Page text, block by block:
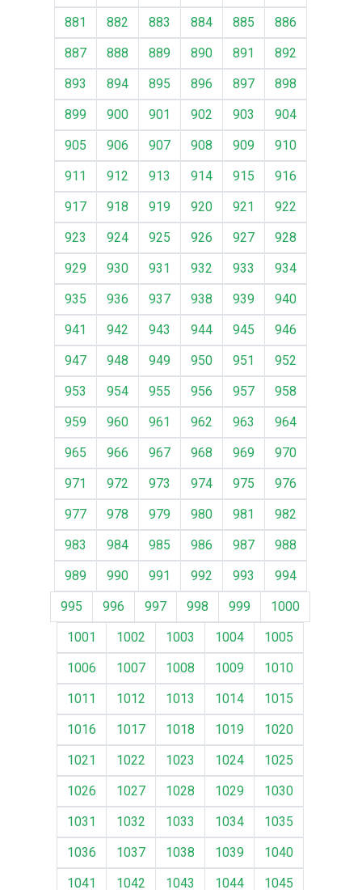
881
882 883 884 885
886
887
888 889 890 891
892
893
894 895 896 897
898
899
900 901 902 903
904
905
906 907 908 909
910
911
912 913 914 915
916
917
918 919 920 921
922
923
924 925 926 927
928
929
930 931 932 933
934
935
936 937 938 939
940
941
942 943 944 945
946
947
948 949 950 951
952
953
954 955 956 957
958
959
960 961 962 963
964
965
966 967 968 969
970
971
972 973 974 975
976
977
978 979 980 981
982
983
984 985 986 987
988
989
990 991 992 993
994
995
996 997 998 999
1000
1001
1002 1003 1004
1005
1006
1007 1008 1009
1010
1011
1012 1013 1014
1015
1016
1017 1018 1019
1020
1021
1022 1023 1024
1025
1026
1027 1028 1029
1030
1031
1032 1033 1034
1035
1036
1037 1038 1039
1040
1041
1042 1043 1044 1045